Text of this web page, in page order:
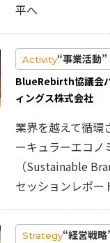
平へ
Activity“事業活動”
BlueRebirth協議会
ィングス株式会社
業界を越えて循
ーキュラーエコノ
（Sustainable
セッションレポー
Strategy“経営戦略